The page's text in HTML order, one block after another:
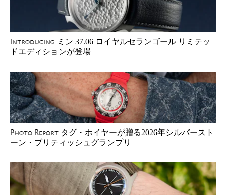
Introducing ミン 37.06 ロイヤルセランゴール リミテッ
ドエディションが登場
Photo Report タグ・ホイヤーが贈る2026年シルバースト
ーン・ブリティッシュグランプリ